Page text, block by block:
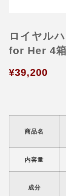
ロイヤル
for Her 4
¥39,200
商品名
内容量
成分